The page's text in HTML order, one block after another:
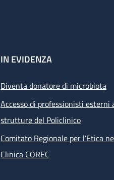
IN EVIDENZA
Diventa donatore di microbiota
Accesso di professionisti esterni
strutture del Policlinico
Comitato Regionale per l’Etica
Clinica COREC